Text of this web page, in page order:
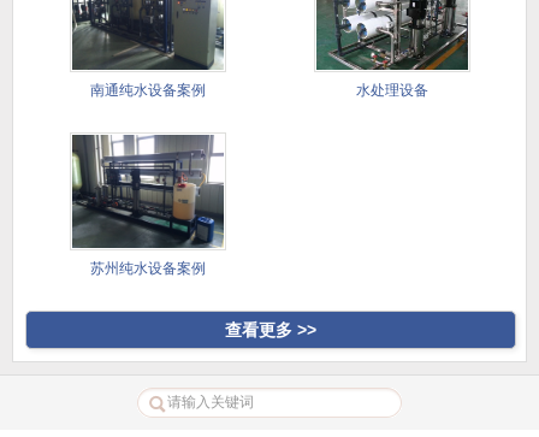
南通纯水设备案例 水处理设备
苏州纯水设备案例
查看更多 >>